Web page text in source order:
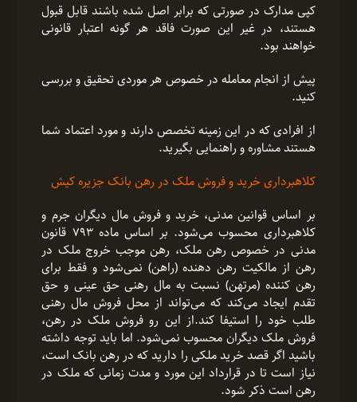
کپی مدارک در صورتی که برابر اصل شده باشند قابل قبول
هستند، در غیر این صورت فاقد هر گونه اعتبار قانونی
خواهند بود.
پیش از انجام معامله در خصوص هر موردی تحقیق و بررسی
کنید.
از افرادی که در این زمینه تخصص دارند و مورد اعتماد شما
هستند مشاوره و راهنمایی بگیرید.
کلاهبرداری خرید و فروش ملک در رهن بانک جزیره کیش
بر اساس قوانین مدنی، خرید و فروش مال دیگران جرم و
کلاهبرداری محسوب می‌شود. بر اساس ماده ۷۹۳ قانون
مدنی در خصوص رهن ملک، رهن موجب خروج ملک در
رهن از مالکیت رهن دهنده (راهن) نمی‌شود و فقط برای
رهن کننده (مرتهن) نسبت به مال رهنی حق عینی و حق
تقدم ایجاد می‌کند که می‌تواند از محل فروش مال رهنی
طلب خود را استیفا کند.از این رو فروش ملک در رهن،
فروش ملک دیگران محسوب نمی‌شود. اما باید توجه داشته
باشید اگر قصد خرید ملکی را دارید که در رهن بانک است،
نیاز است تا در قرارداد این مورد و مدت زمانی که ملک در
رهن است ذکر شود.